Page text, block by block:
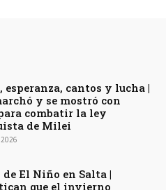
esperanza, cantos y lucha |
y se mostró con
combatir la ley
de Milei
de El Niño en Salta |
que el invierno